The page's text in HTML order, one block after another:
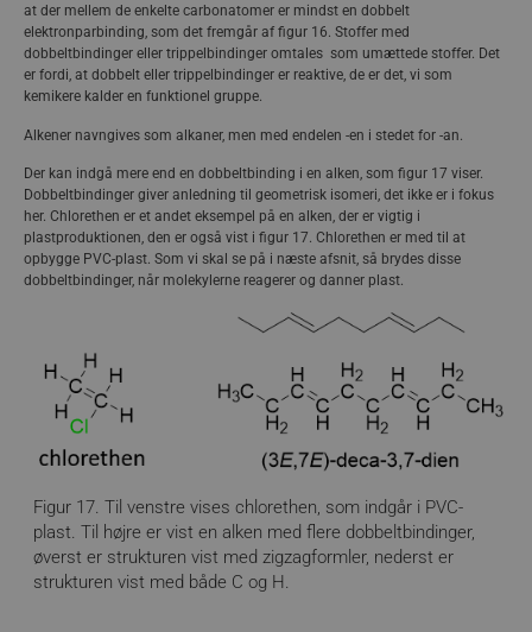
I et destillationstårn opvarmes råolien, så de fleste af
stofferne kommer på gasform. Stoffer med høje kogepunkter,
skilles fra først (nederst i destillationstårnet, hvor
temperaturen er højest), mens de andre gasser ledes op
gennem tårnet og afkøles undervejs. Når gasserne når til en
gasserne til væske. Op gennem destillationstårnet fortætter
de fleste af gasserne til væsker ved forskellige temperaturer,
alt efter deres kogepunkter. Sådan opdeles råolie i forskellige
fraktioner. Disse fraktioner anvendes til ret forskellige formål,
fx som brændstof, olie til opvarmning, flybrændstof og nafta
til kemikalier. Nafta, som er en vigtig råvare til
plastproduktion, er en blanding af carbonhydrider med
Det er ofte de mindre carbonhydrider (med korte
carbonkæder) vi har brug for til brændstof og
plastproduktion. For at danne kemikalier som ethen
(ethylen) og propen (propylen) til plast, skal nafta gennem en
proces kaldet cracking. Ved
’steamcracking’opvarmes nafta
vanddamp og katalysator, så de lange carbonkæder i nafta
’knækkes’ eller crackes, som det hedder til kortere kæder. Her
dannes især alkaner og alkener, hvor alkenerne er de vigtige,
fordi de fungerer som kemikalier (byggeklodser/monomerer),
når vi skal have dannet plast. De dannede alkaner udnyttes
at der mellem de enkelte carbonatomer er mindst en dobbelt
elektronparbinding, som det fremgår af figur 16. Stoffer med
dobbeltbindinger eller trippelbindinger omtales som umættede stoffer. Det
er fordi, at dobbelt eller trippelbindinger er reaktive, de er det, vi som
kemikere kalder en funktionel gruppe.
Alkener navngives som alkaner, men med endelen -en i stedet for -an.
Der kan indgå mere end en dobbeltbinding i en alken, som figur 17 viser.
Dobbeltbindinger giver anledning til geometrisk isomeri, det ikke er i fokus
her. Chlorethen er et andet eksempel på en alken, der er vigtig i
plastproduktionen, den er også vist i figur 17. Chlorethen er med til at
opbygge PVC-plast. Som vi skal se på i næste afsnit, så brydes disse
dobbeltbindinger, når molekylerne reagerer og danner plast.
Figur 17. Til venstre vises chlorethen, som indgår i PVC-
plast. Til højre er vist en alken med flere dobbeltbindinger,
øverst er strukturen vist med zigzagformler, nederst er
strukturen vist med både C og H.